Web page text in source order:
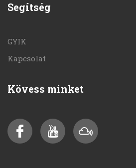
Segítség
GYIK
Kapcsolat
Kövess minket